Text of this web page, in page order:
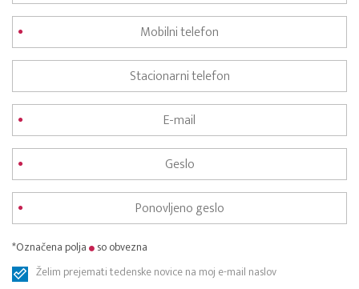
*Označena polja
so obvezna
Želim prejemati tedenske novice na moj e-mail naslov